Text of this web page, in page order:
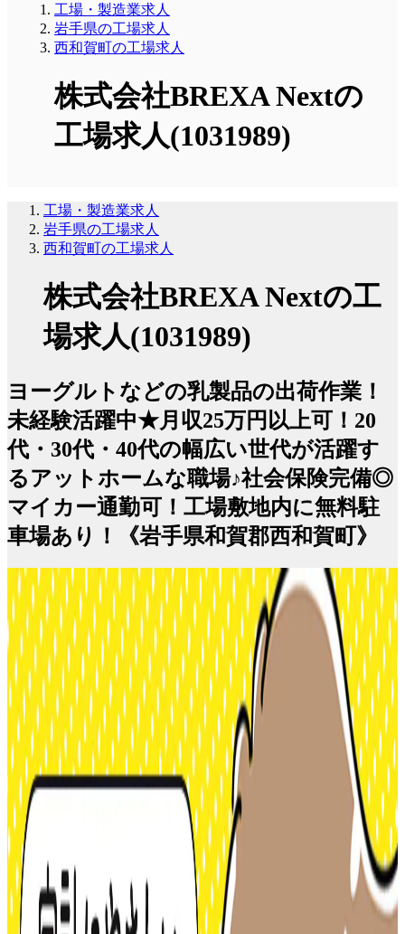
工場・製造業求人
岩手県の工場求人
西和賀町の工場求人
株式会社BREXA Nextの
工場求人(1031989)
工場・製造業求人
岩手県の工場求人
西和賀町の工場求人
株式会社BREXA Nextの工
場求人(1031989)
ヨーグルトなどの乳製品の出荷作業！
未経験活躍中★月収25万円以上可！20
代・30代・40代の幅広い世代が活躍す
るアットホームな職場♪社会保険完備◎
マイカー通勤可！工場敷地内に無料駐
車場あり！《岩手県和賀郡西和賀町》